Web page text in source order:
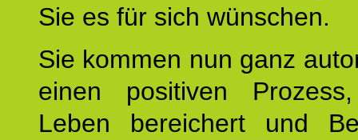
Sie es für sich wünschen.
Sie kommen nun ganz
einen positiven
Leben bereichert und